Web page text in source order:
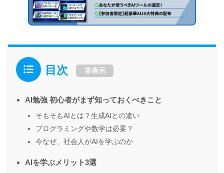
目次 非表示
AI勉強 初心者がまず知っておくべきこと
そもそもAIとは？生成AIとの違い
プログラミングや数学は必要？
今なぜ、社会人がAIを学ぶのか
AIを学ぶメリット3選